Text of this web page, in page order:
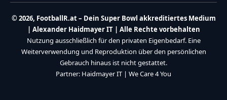
© 2026, FootballR.at – Dein Super Bowl akkreditiertes Medium
| Alexander Haidmayer IT | Alle Rechte vorbehalten
Nutzung ausschließlich für den privaten Eigenbedarf. Eine
Weiterverwendung und Reproduktion über den persönlichen
Gebrauch hinaus ist nicht gestattet.
Partner: Haidmayer IT | We Care 4 You